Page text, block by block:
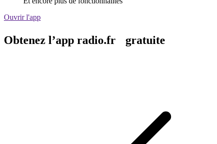
Ouvrir l'app
Obtenez l’app radio.fr gratuite